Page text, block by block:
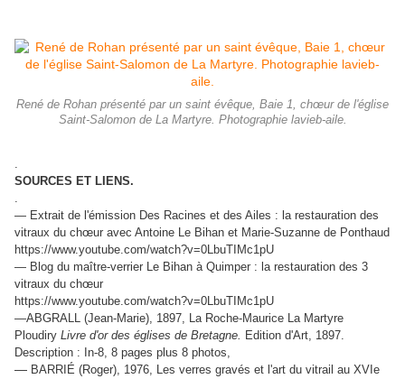
René de Rohan présenté par un saint évêque, Baie 1, chœur de l'église
Saint-Salomon de La Martyre. Photographie lavieb-aile.
.
SOURCES ET LIENS.
.
— Extrait de l'émission Des Racines et des Ailes : la restauration des
vitraux du chœur avec Antoine Le Bihan et Marie-Suzanne de Ponthaud
https://www.youtube.com/watch?v=0LbuTIMc1pU
— Blog du maître-verrier Le Bihan à Quimper : la restauration des 3
vitraux du chœur
https://www.youtube.com/watch?v=0LbuTIMc1pU
—ABGRALL (Jean-Marie), 1897, La Roche-Maurice La Martyre
Ploudiry Livre d'or des églises de Bretagne. Edition d'Art, 1897.
Description : In-8, 8 pages plus 8 photos,
— BARRIÉ (Roger), 1976, Les verres gravés et l'art du vitrail au XVIe